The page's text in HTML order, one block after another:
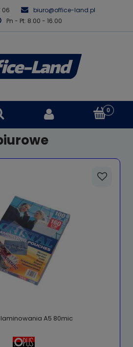
06
biuro@office-land.pl
Pn - Pt: 8.00 - 16.00
A5 80mic